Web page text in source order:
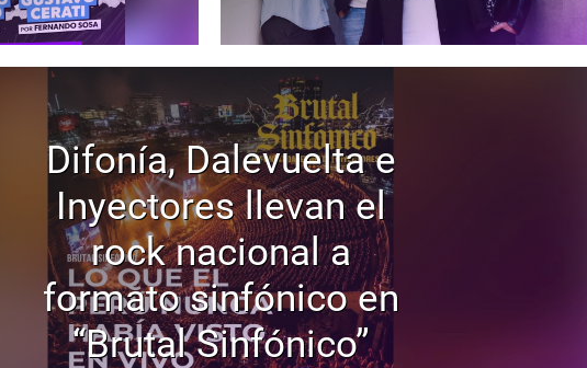
Difonía, Dalevuelta e
Inyectores llevan el
rock nacional a
formato sinfónico en
“Brutal Sinfónico”